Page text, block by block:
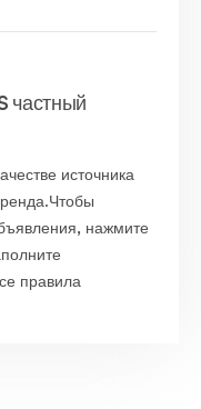
частный
источника
нажмите
правила